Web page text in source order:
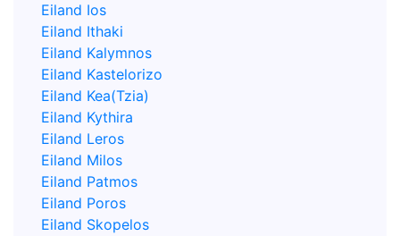
Eiland Ios
Eiland Ithaki
Eiland Kalymnos
Eiland Kastelorizo
Eiland Kea(Tzia)
Eiland Kythira
Eiland Leros
Eiland Milos
Eiland Patmos
Eiland Poros
Eiland Skopelos